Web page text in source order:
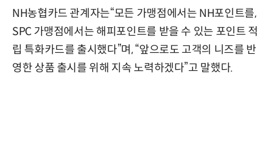
NH농협카드 관계자는“모든 가맹점에서는 NH포인트를,
SPC 가맹점에서는 해피포인트를 받을 수 있는 포인트 적
립 특화카드를 출시했다”며, “앞으로도 고객의 니즈를 반
영한 상품 출시를 위해 지속 노력하겠다”고 말했다.